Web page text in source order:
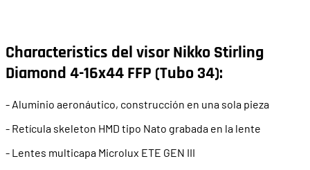
Characteristics del visor Nikko Stirling
Diamond 4-16x44 FFP (Tubo 34):
- Aluminio aeronáutico, construcción en una sola pieza
- Retícula skeleton HMD tipo Nato grabada en la lente
- Lentes multicapa Microlux ETE GEN III